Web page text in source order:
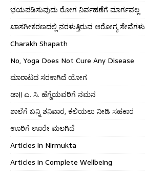
ಭಯಪಡಿಸುವುದು ರೋಗ ನಿರ್ವಹಣೆಗೆ ಮಾರ್ಗವಲ್ಲ
ಖಾಸಗೀಕರಣದಲ್ಲಿ ನರಳುತ್ತಿರುವ ಆರೋಗ್ಯ ಸೇವೆಗಳು
Charakh Shapath
No, Yoga Does Not Cure Any Disease
ಮಾರಾಟದ ಸರಕಾಗಿದೆ ಯೋಗ
ಡಾ॥ ಎ. ಸಿ. ಹೆಗ್ಡೆಯವರಿಗೆ ನಮನ
ಶಾಲೆಗೆ ಬನ್ನಿ ಶನಿವಾರ, ಕಲಿಯಲು ನೀಡಿ ಸಹಕಾರ
ಊರಿಗೆ ಊರೇ ಮಲಗಿದೆ
Articles in Nirmukta
Articles in Complete Wellbeing